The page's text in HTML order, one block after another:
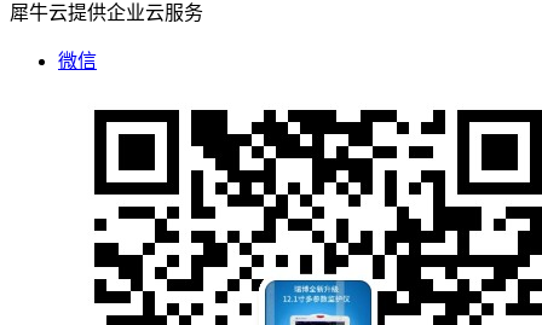
犀牛云提供企业云服务
微信